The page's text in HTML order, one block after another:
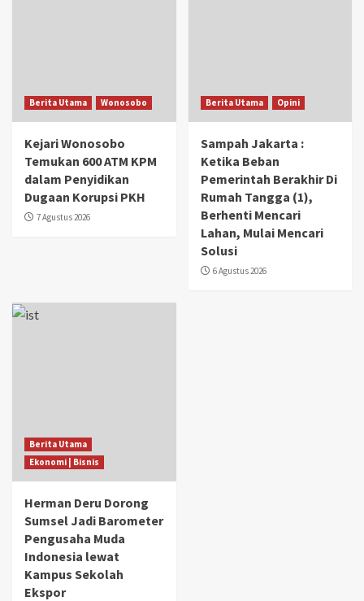
Berita Utama Wonosobo
Kejari Wonosobo
Temukan 600 ATM KPM
dalam Penyidikan
Dugaan Korupsi PKH
7 Agustus 2026
Berita Utama Opini
Sampah Jakarta :
Ketika Beban
Pemerintah Berakhir Di
Rumah Tangga (1),
Berhenti Mencari
Lahan, Mulai Mencari
Solusi
6 Agustus 2026
Berita Utama
Ekonomi | Bisnis
Herman Deru Dorong
Sumsel Jadi Barometer
Pengusaha Muda
Indonesia lewat
Kampus Sekolah
Ekspor